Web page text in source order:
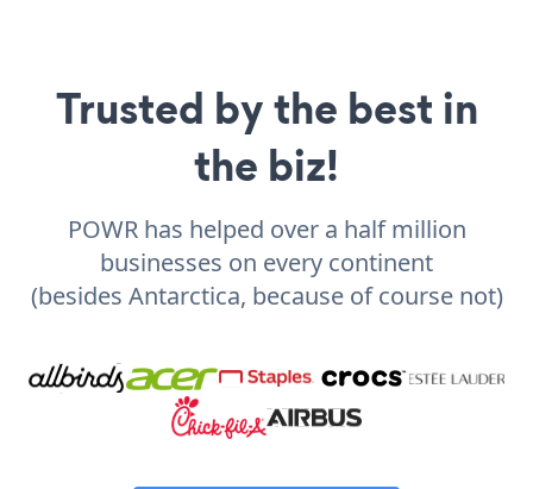
Trusted by the best in
the biz!
POWR has helped over a half million
businesses on every continent
(besides Antarctica, because of course not)